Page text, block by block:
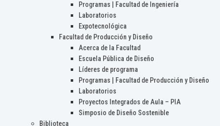
Programas | Facultad de Ingeniería
Laboratorios
Expotecnológica
Facultad de Producción y Diseño
Acerca de la Facultad
Escuela Pública de Diseño
Líderes de programa
Programas | Facultad de Producción y Diseño
Laboratorios
Proyectos Integrados de Aula – PIA
Simposio de Diseño Sostenible
Biblioteca